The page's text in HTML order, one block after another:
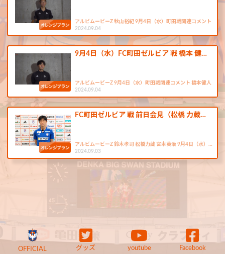
アルビムービーZ 秋山裕紀 9月4日（水）町田戦関連コメント
2024.09.04
9月4日（水）FC町田ゼルビア 戦 橋本 健…
アルビムービーZ 9月4日（水）町田戦関連コメント 橋本健人
2024.09.04
FC町田ゼルビア 戦 前日会見（松橋 力蔵…
アルビムービーZ 鈴木孝司 松橋力蔵 宮本英治 9月4日（水）…
2024.09.03
OFFICIAL グッズ youtube Facebook